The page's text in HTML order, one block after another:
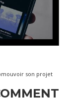
son projet